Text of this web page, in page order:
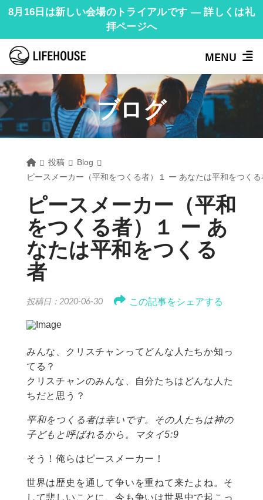
8月16日は新しい会場のトライアルです — 詳しくは礼
拝ページへ
MENU
ブログ
Home投稿
Blog
ピースメーカー（平和をつくる者）１ ー あなたは平和をつくる
ピースメーカー（平和
をつくる者）１ ー あ
なたは平和をつくる
者
投稿日：2020-06-30 この記事をシェアする
みんな、クリスチャンってどんな人たちか知っ
てる？
クリスチャンのみんな、自分たちはどんな人た
ちだと思う？
平和をつくる者は幸いです。その人たちは神の
子どもと呼ばれるから。マタイ5:9
そう！俺らはピースメーカー！
世界は歴史を通して争いを重ねて来たよね。そ
して悲しいことに、今も争いは世界中で起こっ